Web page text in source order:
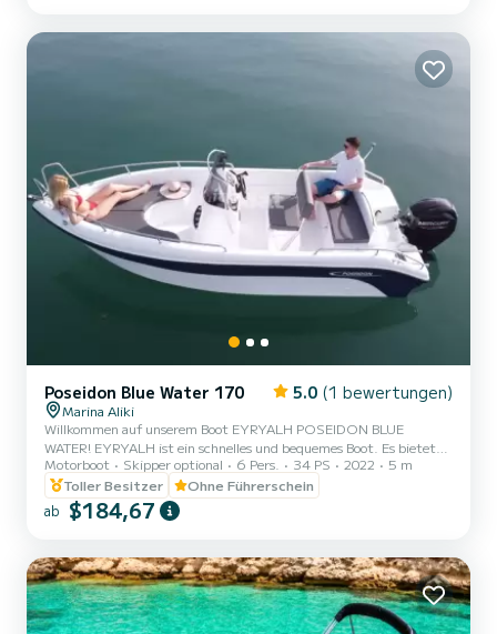
Poseidon Blue Water 170 5.0 (1 bewertungen)
Marina Aliki
Willkommen auf unserem Boot EYRYALH POSEIDON BLUE
WATER! EYRYALH ist ein schnelles und bequemes Boot. Es bietet
Platz für Familien, Paare und Freunde. Sie haben die Möglichkeit,
alle schönen und versteckten Strände rund um Paros zu sehen. Wir
freuen uns darauf, Sie auf unserem Boot willkommen zu heißen!
Motorboot Skipper optional 6 Pers. 34 PS 2022
5 m
Toller Besitzer
Ohne Führerschein
ab $184,67